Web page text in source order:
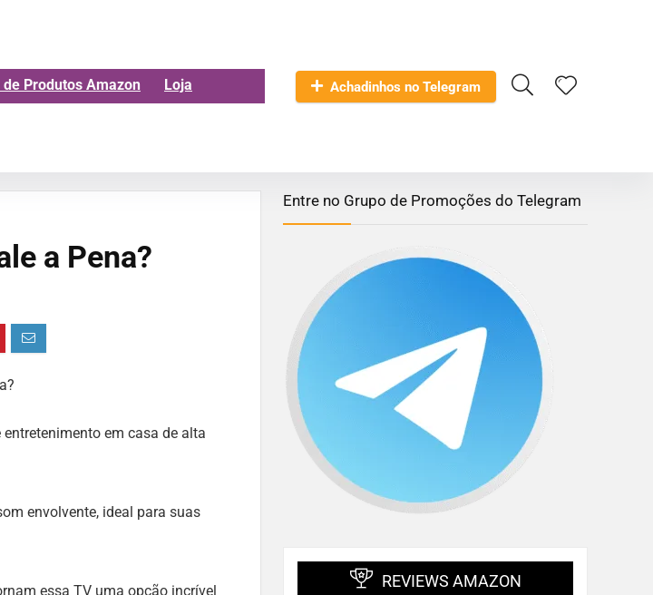
de Produtos Amazon Loja Achadinhos no Telegram
a Pena?
em casa de alta
envolvente, ideal para suas
essa TV uma opção incrível
Entre no Grupo de Promoções do Telegram
REVIEWS AMAZON